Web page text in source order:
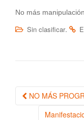
No más
Sin clasificar.
NO MÁS